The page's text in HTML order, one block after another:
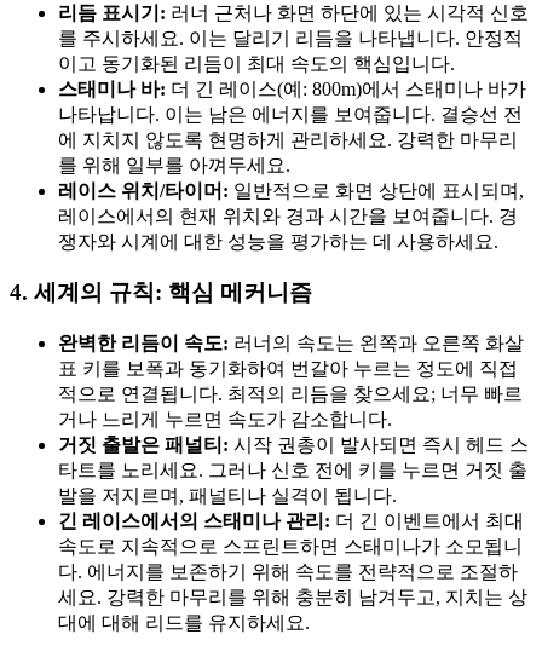
리듬 표시기: 러너 근처나 화면 하단에 있는 시각적 신호
를 주시하세요. 이는 달리기 리듬을 나타냅니다. 안정적
이고 동기화된 리듬이 최대 속도의 핵심입니다.
스태미나 바: 더 긴 레이스(예: 800m)에서 스태미나 바가
나타납니다. 이는 남은 에너지를 보여줍니다. 결승선 전
에 지치지 않도록 현명하게 관리하세요. 강력한 마무리
를 위해 일부를 아껴두세요.
레이스 위치/타이머: 일반적으로 화면 상단에 표시되며,
레이스에서의 현재 위치와 경과 시간을 보여줍니다. 경
쟁자와 시계에 대한 성능을 평가하는 데 사용하세요.
4. 세계의 규칙: 핵심 메커니즘
완벽한 리듬이 속도: 러너의 속도는 왼쪽과 오른쪽 화살
표 키를 보폭과 동기화하여 번갈아 누르는 정도에 직접
적으로 연결됩니다. 최적의 리듬을 찾으세요; 너무 빠르
거나 느리게 누르면 속도가 감소합니다.
거짓 출발은 패널티: 시작 권총이 발사되면 즉시 헤드 스
타트를 노리세요. 그러나 신호 전에 키를 누르면 거짓 출
발을 저지르며, 패널티나 실격이 됩니다.
긴 레이스에서의 스태미나 관리: 더 긴 이벤트에서 최대
속도로 지속적으로 스프린트하면 스태미나가 소모됩니
다. 에너지를 보존하기 위해 속도를 전략적으로 조절하
세요. 강력한 마무리를 위해 충분히 남겨두고, 지치는 상
대에 대해 리드를 유지하세요.